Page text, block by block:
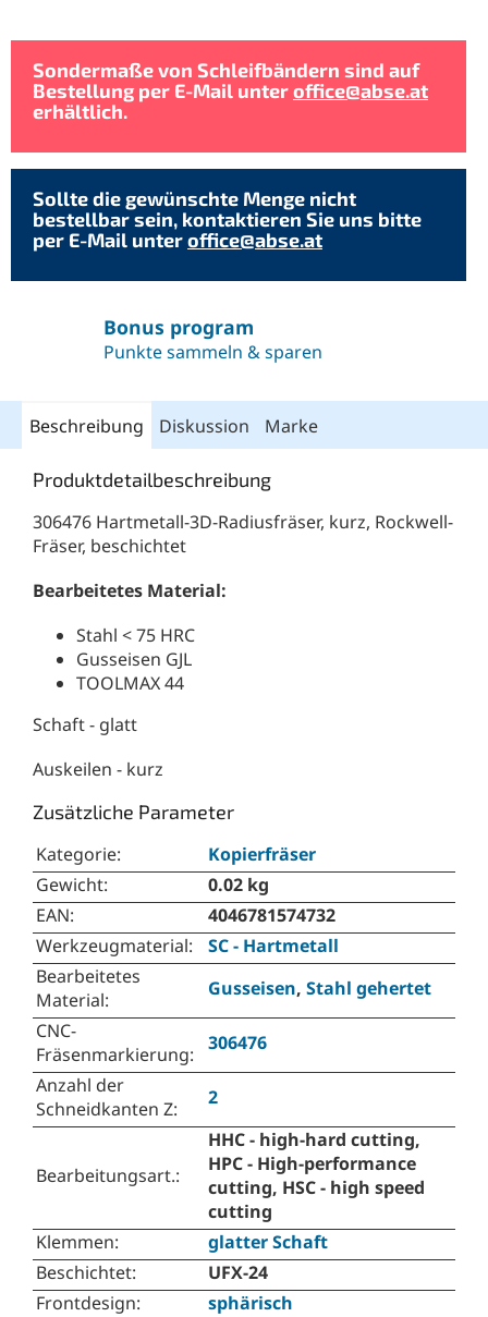
Sondermaße von Schleifbändern sind auf
Bestellung per E-Mail unteroffice@abse.at
erhältlich.
Sollte die gewünschte Menge nicht
bestellbar sein, kontaktieren Sie uns bitte
per E-Mail unteroffice@abse.at
Bonus program
Punkte sammeln & sparen
Beschreibung Diskussion Marke
Produktdetailbeschreibung
306476 Hartmetall-3D-Radiusfräser, kurz, Rockwell-
Fräser, beschichtet
Bearbeitetes Material:
Stahl < 75 HRC
Gusseisen GJL
TOOLMAX 44
Schaft - glatt
Auskeilen - kurz
Zusätzliche Parameter
Kategorie:
Kopierfräser
Gewicht:
0.02 kg
EAN:
4046781574732
Werkzeugmaterial:
SC - Hartmetall
Bearbeitetes
Material: Gusseisen, Stahl gehertet
CNC-
Fräsenmarkierung:
306476
Anzahl der
Schneidkanten Z: 2
Bearbeitungsart.:
HHC - high-hard cutting,
HPC - High-performance
cutting, HSC - high speed
cutting
Klemmen:
glatter Schaft
Beschichtet:
UFX-24
Frontdesign:
sphärisch